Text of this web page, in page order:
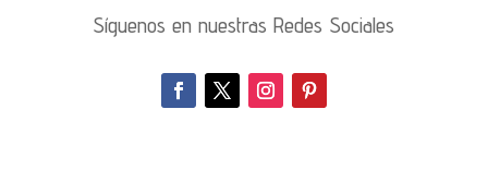
Síguenos en nuestras Redes Sociales